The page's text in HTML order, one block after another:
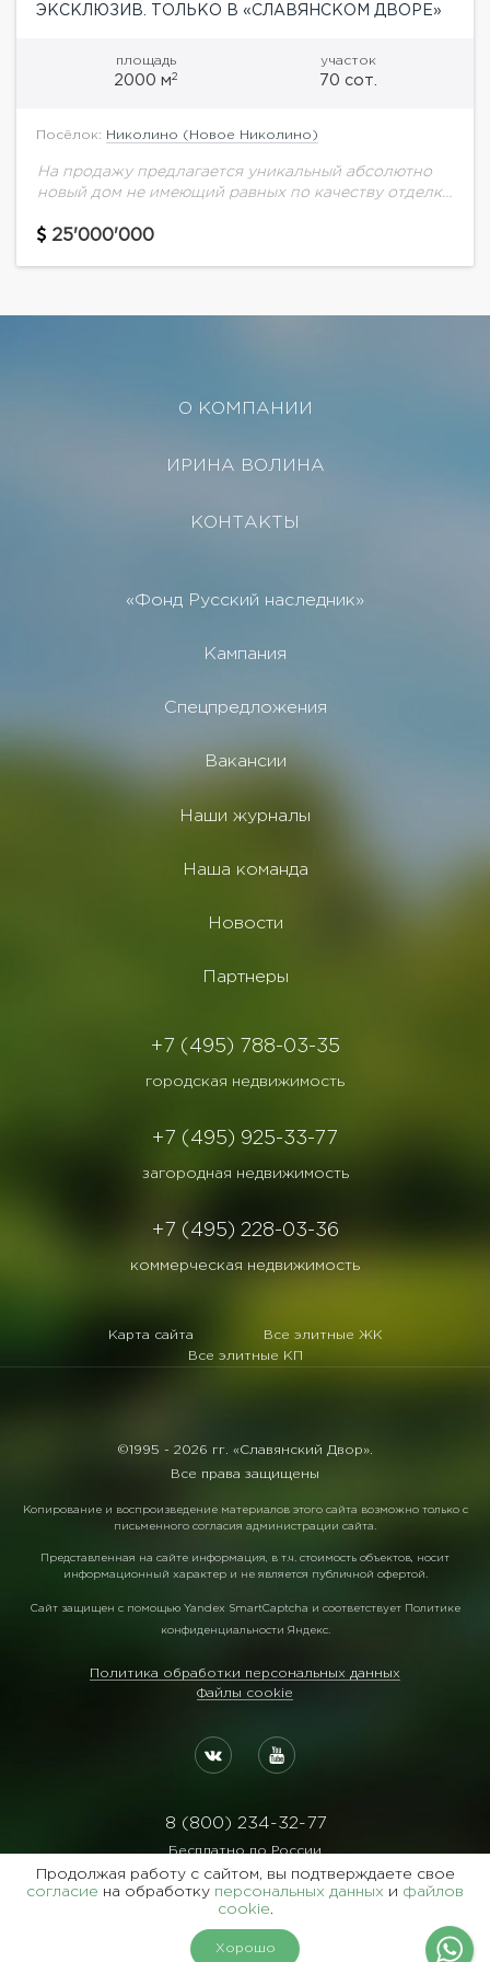
ЭКСКЛЮЗИВ. ТОЛЬКО В «СЛАВЯНСКОМ ДВОРЕ»
площадь
2000 м2
участок
70 сот.
Посёлок: Николино (Новое Николино)
На продажу предлагается уникальный абсолютно
новый дом не имеющий равных по качеству отделки
и удовлетворяет запросы самого взыскательного
25'000'000
О КОМПАНИИ
ИРИНА ВОЛИНА
КОНТАКТЫ
«Фонд Русский наследник»
Кампания
Спецпредложения
Вакансии
Наши журналы
Наша команда
Новости
Партнеры
+7 (495) 788-03-35
городская недвижимость
+7 (495) 925-33-77
загородная недвижимость
+7 (495) 228-03-36
коммерческая недвижимость
Карта сайта
Все элитные ЖК
Все элитные КП
©1995 - 2026 гг. «Славянский Двор».
Все права защищены
Копирование и воспроизведение материалов этого сайта возможно только с
письменного согласия администрации сайта.
Представленная на сайте информация, в т.ч. стоимость объектов, носит
информационный характер и не является публичной офертой.
Сайт защищен с помощью Yandex SmartCaptcha и соответствует Политике
конфиденциальности Яндекс.
Политика обработки персональных данных
Файлы cookie
8 (800) 234-32-77
Бесплатно по России
Реквизиты:
ООО Агентство "Славянский Двор"
Продолжая работу с сайтом, вы подтверждаете свое
согласие на обработку персональных данных и файлов
cookie.
Хорошо